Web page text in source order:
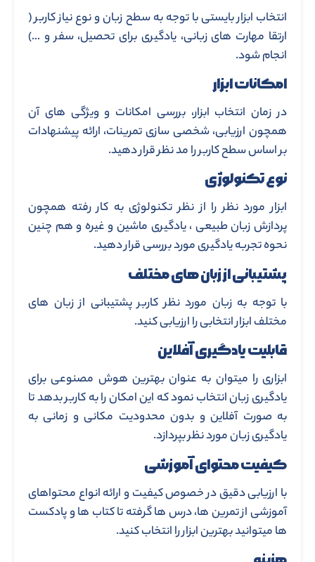
انتخاب ابزار بایستی با توجه به سطح زبان و نوع نیاز کاربر (
ارتقا مهارت های زبانی، یادگیری برای تحصیل، سفر و …)
انجام شود.
امکانات ابزار
در زمان انتخاب ابزار، بررسی امکانات و ویژگی های آن
همچون ارزیابی، شخصی سازی تمرینات، ارائه پیشنهادات
بر اساس سطح کاربر را مد نظر قرار دهید.
نوع تکنولوژی
ابزار مورد نظر را از نظر تکنولوژی به کار رفته همچون
پردازش زبان طبیعی ، یادگیری ماشین و غیره و هم چنین
نحوه تجربه یادگیری مورد بررسی قرار دهید.
پشتیبانی از زبان های مختلف
با توجه به زبان مورد نظر کاربر پشتیبانی از زبان های
مختلف ابزار انتخابی را ارزیابی کنید.
قابلیت یادگیری آفلاین
ابزاری را میتوان به عنوان بهترین هوش مصنوعی برای
یادگیری زبان انتخاب نمود که این امکان را به کاربر بدهد تا
به صورت آفلاین و بدون محدودیت مکانی و زمانی به
یادگیری زبان مورد نظر بپردازد.
کیفیت محتوای آموزشی
با ارزیابی دقیق در خصوص کیفیت و ارائه انواع محتواهای
آموزشی از تمرین ها، درس ها گرفته تا کتاب ها و پادکست
ها میتوانید بهترین ابزار را انتخاب کنید.